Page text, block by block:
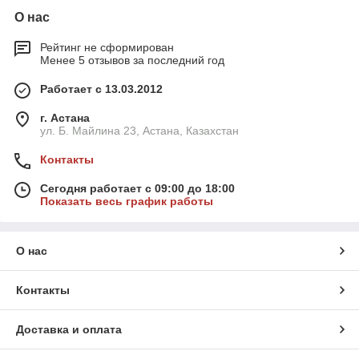
О нас
Рейтинг не сформирован
Менее 5 отзывов за последний год
Работает с 13.03.2012
г. Астана
ул. Б. Майлина 23, Астана, Казахстан
Контакты
Сегодня работает с 09:00 до 18:00
Показать весь график работы
О нас
Контакты
Доставка и оплата